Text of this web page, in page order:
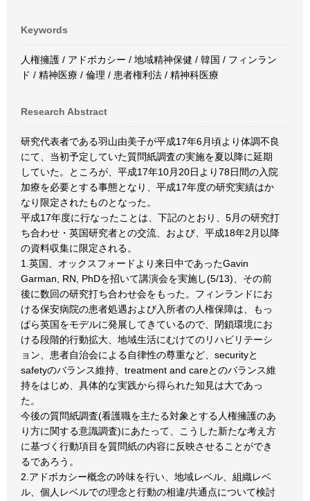
Keywords
人権擁護 / アドボカシー / 地域精神保健 / 韓国 / フィンラン
ド / 精神医療 / 倫理 / 患者権利法 / 精神科医療
Research Abstract
研究代表者である羽山由美子が平成17年6月頃より体調不良
にて、当初予定していた質問紙調査の実施を夏以降に延期
していた。ところが、平成17年10月20日より78日間の入院
加療を必要とする事態となり、平成17年度の研究実績はか
なり限定されたものとなった。
平成17年度に行なったことは、下記のとおり、5月の研究打
ち合わせ・英国研究者との交流、および、平成18年2月以降
の資料収集に限定される。
1.英国、オックスフォードより来日中であったGavin
Garman, RN, PhDを招いて講演会を実施し(5/13)、その前
後に数回の研究打ち合わせ会をもった。フィンランドにお
ける保安病院の患者処遇および入所者の人権保障は、もっ
ぱら英国をモデルに発展してきているので、閉鎖環境にお
ける段階的行動拡大、地域生活にむけてのリハビリテーシ
ョン、患者自治会による自律性の尊重など、securityと
safetyのバランス維持、treatment and careとのバランス維
持をはじめ、具体的な実践から得られた知見は大であっ
た。
今後の質問紙調査(看護職を主たる対象とする人権擁護のあ
り方に関する意識調査)にあたって、こうした新たな考え方
に基づく行動項目を質問紙の内容に反映させることができ
るであろう。
2.アドボカシー概念の吟味を行い、地域レベル、組織レベ
ル、個人レベルでの理念と行動の相違/共通点について検討